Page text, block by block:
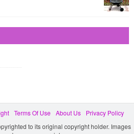
Terms Of Use About Us
Privacy Policy
to its original copyright holder. Images